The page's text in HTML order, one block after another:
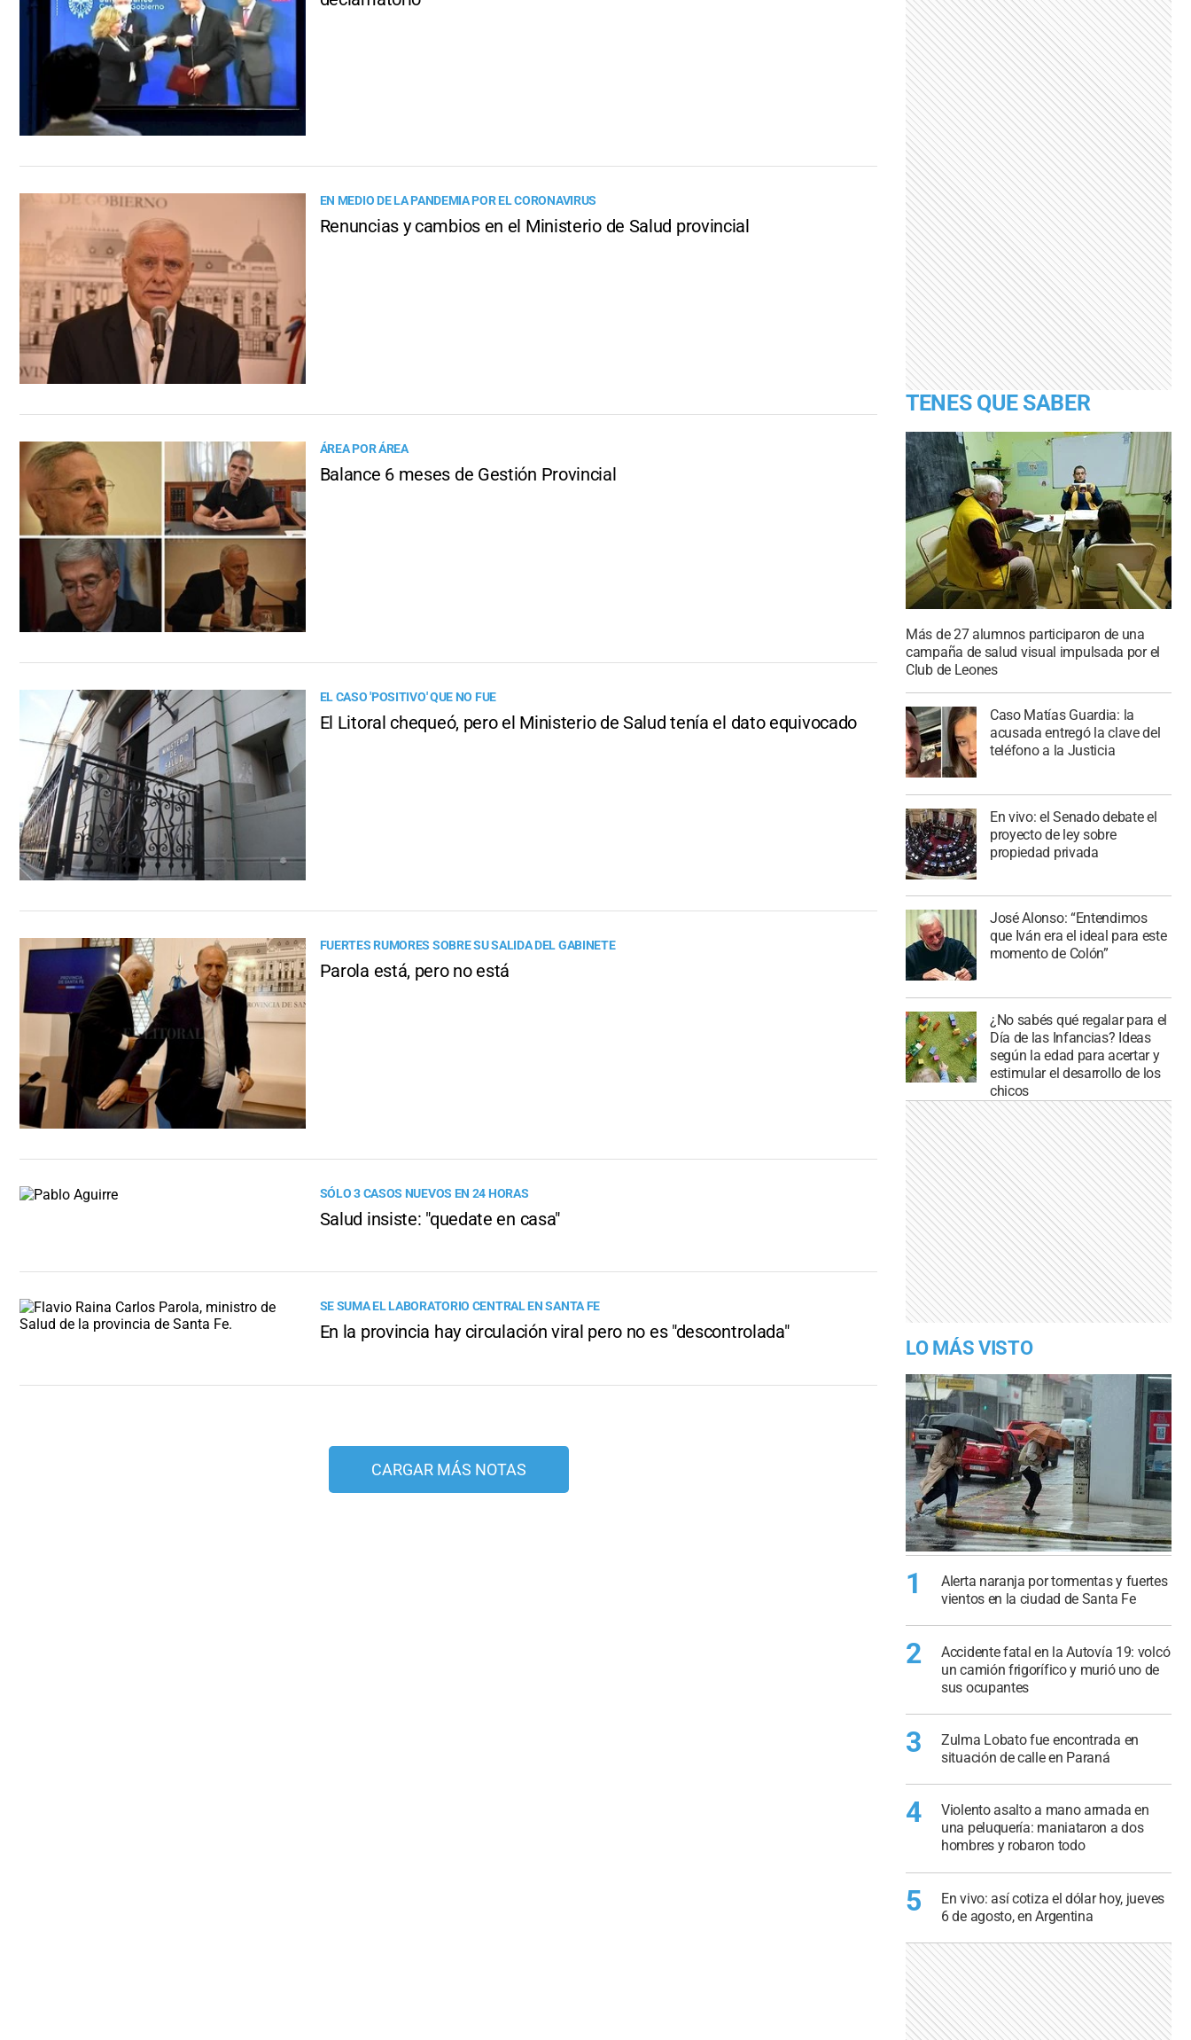
EN MEDIO DE LA PANDEMIA POR EL CORONAVIRUS
Renuncias y cambios en el Ministerio de Salud provincial
ÁREA POR ÁREA
Balance 6 meses de Gestión Provincial
EL CASO 'POSITIVO' QUE NO FUE
El Litoral chequeó, pero el Ministerio de Salud tenía el dato equivocado
FUERTES RUMORES SOBRE SU SALIDA DEL GABINETE
Parola está, pero no está
SÓLO 3 CASOS NUEVOS EN 24 HORAS
Salud insiste: "quedate en casa"
SE SUMA EL LABORATORIO CENTRAL EN SANTA FE
En la provincia hay circulación viral pero no es "descontrolada"
CARGAR MÁS NOTAS
TENES QUE SABER
Más de 27 alumnos participaron de una
campaña de salud visual impulsada por el
Club de Leones
Caso Matías Guardia: la
acusada entregó la clave del
teléfono a la Justicia
En vivo: el Senado debate el
proyecto de ley sobre
propiedad privada
José Alonso: “Entendimos
que Iván era el ideal para este
momento de Colón”
¿No sabés qué regalar para el
Día de las Infancias? Ideas
según la edad para acertar y
estimular el desarrollo de los
chicos
LO MÁS VISTO
1
Alerta naranja por tormentas y fuertes
vientos en la ciudad de Santa Fe
2
Accidente fatal en la Autovía 19: volcó
un camión frigorífico y murió uno de
sus ocupantes
3
Zulma Lobato fue encontrada en
situación de calle en Paraná
4
Violento asalto a mano armada en
una peluquería: maniataron a dos
hombres y robaron todo
5
En vivo: así cotiza el dólar hoy, jueves
6 de agosto, en Argentina